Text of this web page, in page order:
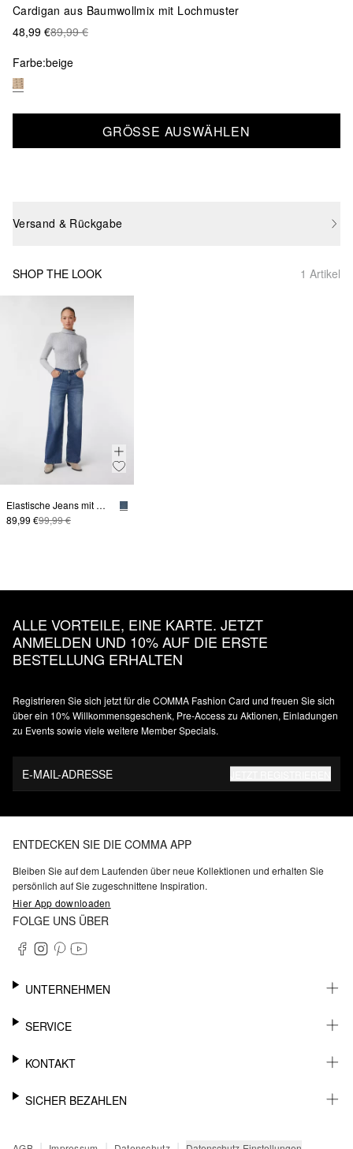
Cardigan aus Baumwollmix mit Lochmuster
48,99 €89,99 €
Farbe:beige
GRÖSSE AUSWÄHLEN
Versand & Rückgabe
SHOP THE LOOK 1 Artikel
Elastische Jeans mit Wide Leg
89,99 €99,99 €
ALLE VORTEILE, EINE KARTE. JETZT
ANMELDEN UND 10% AUF DIE ERSTE
BESTELLUNG ERHALTEN
Registrieren Sie sich jetzt für die COMMA Fashion Card und freuen Sie sich
über ein 10% Willkommensgeschenk, Pre-Access zu Aktionen, Einladungen
zu Events sowie viele weitere Member Specials.
E-MAIL-ADRESSE
ENTDECKEN SIE DIE COMMA APP
Bleiben Sie auf dem Laufenden über neue Kollektionen und erhalten Sie
persönlich auf Sie zugeschnittene Inspiration.
Hier App downloaden
FOLGE UNS ÜBER
UNTERNEHMEN
KARRIERE
BARRIEREFREIHEIT
SERVICE
WHATSAPP
MEIN KONTO
KONTAKT
SUPPORT
SICHER BEZAHLEN